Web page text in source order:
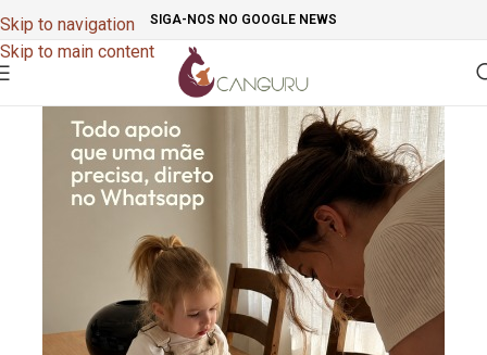
Skip to navigation
Skip to main content
SIGA-NOS NO GOOGLE NEWS